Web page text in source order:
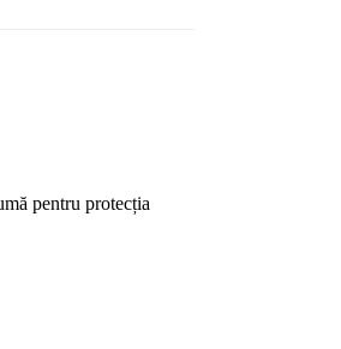
pentru protecția